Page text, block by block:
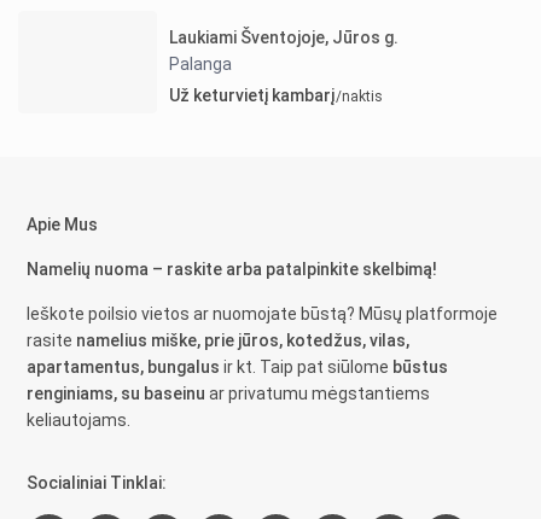
Laukiami Šventojoje, Jūros g.
Palanga
Už keturvietį kambarį/naktis
Apie Mus
Namelių nuoma – raskite arba patalpinkite skelbimą!
Ieškote poilsio vietos ar nuomojate būstą? Mūsų platformoje
rasite namelius miške, prie jūros, kotedžus, vilas,
apartamentus, bungalus ir kt. Taip pat siūlome būstus
renginiams, su baseinu ar privatumu mėgstantiems
keliautojams.
Socialiniai Tinklai: